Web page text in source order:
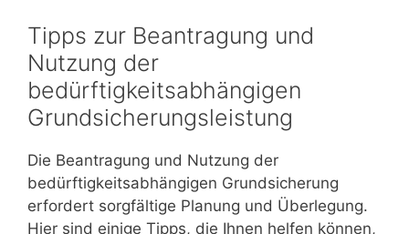
Tipps zur Beantragung und
Nutzung der
bedürftigkeitsabhängigen
Grundsicherungsleistung
Die Beantragung und Nutzung der
bedürftigkeitsabhängigen Grundsicherung
erfordert sorgfältige Planung und Überlegung.
Hier sind einige Tipps, die Ihnen helfen können,